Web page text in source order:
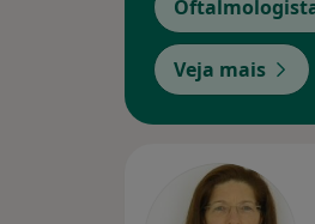
Veja mais